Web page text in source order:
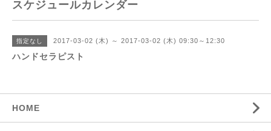
スケジュールカレンダー
指定なし 2017-03-02 (木) ～ 2017-03-02 (木) 09:30～12:30
ハンドセラピスト
HOME